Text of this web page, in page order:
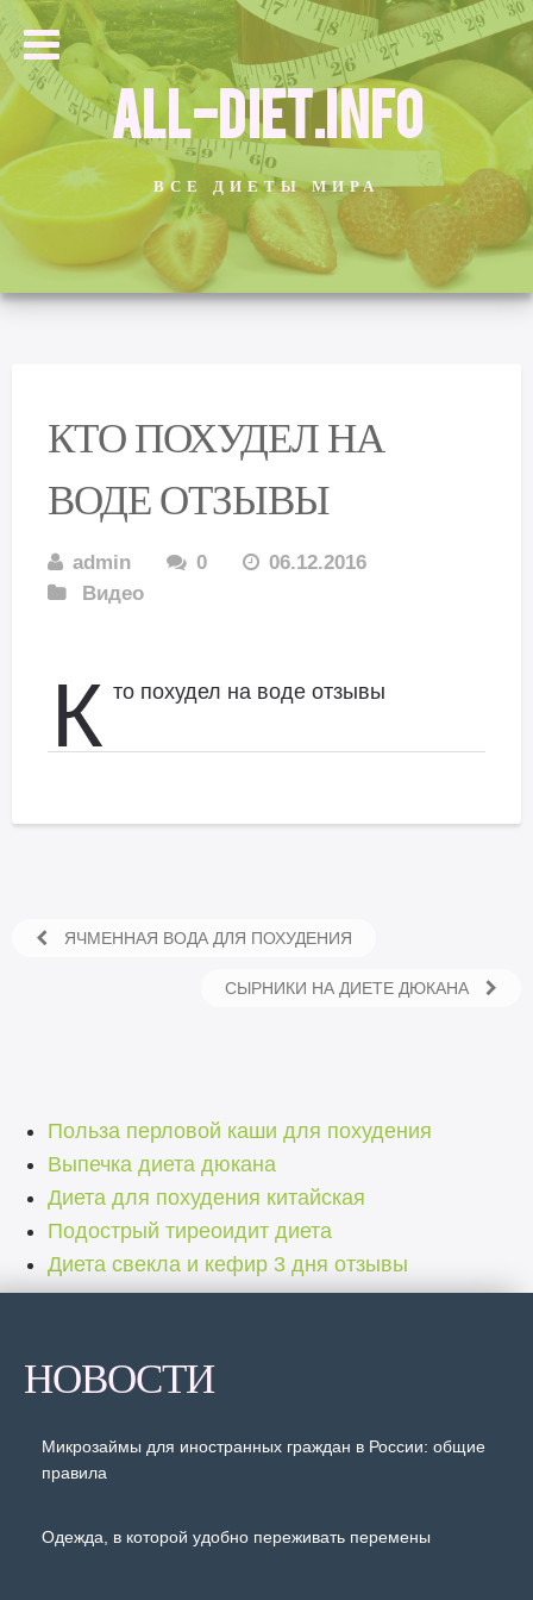
ALL-DIET.INFO
ВСЕ ДИЕТЫ МИРА
КТО ПОХУДЕЛ НА
ВОДЕ ОТЗЫВЫ
admin 0
06.12.2016
Видео
К то похудел на воде отзывы
ЯЧМЕННАЯ ВОДА ДЛЯ ПОХУДЕНИЯ
СЫРНИКИ НА ДИЕТЕ ДЮКАНА
Польза перловой каши для похудения
Выпечка диета дюкана
Диета для похудения китайская
Подострый тиреоидит диета
Диета свекла и кефир 3 дня отзывы
НОВОСТИ
Микрозаймы для иностранных граждан в России: общие
правила
Одежда, в которой удобно переживать перемены